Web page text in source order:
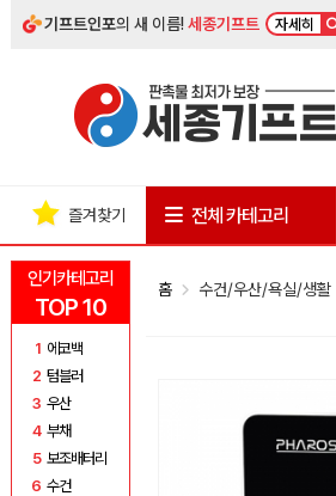
기프트인포의 새 이름!세종기프트 자세히
인기카테고리
TOP 10
1 에코백
2 텀블러
3 우산
4 부채
5 보조배터리
6 수건
즐겨찾기 전체 카테고리
홈 수건/우산/욕실/생활